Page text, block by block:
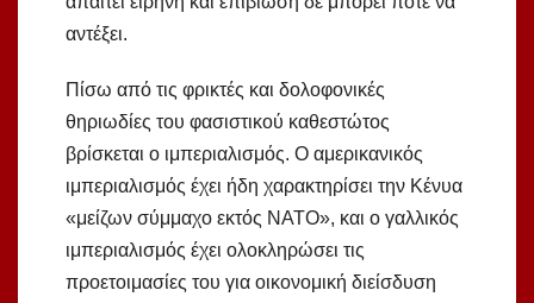
αντέξει.
Πίσω από τις φρικτές και δολοφονικές
θηριωδίες του φασιστικού καθεστώτος
βρίσκεται ο ιμπεριαλισμός. Ο αμερικανικός
ιμπεριαλισμός έχει ήδη χαρακτηρίσει την Κένυα
«μείζων σύμμαχο εκτός ΝΑΤΟ», και ο γαλλικός
ιμπεριαλισμός έχει ολοκληρώσει τις
προετοιμασίες του για οικονομική διείσδυση